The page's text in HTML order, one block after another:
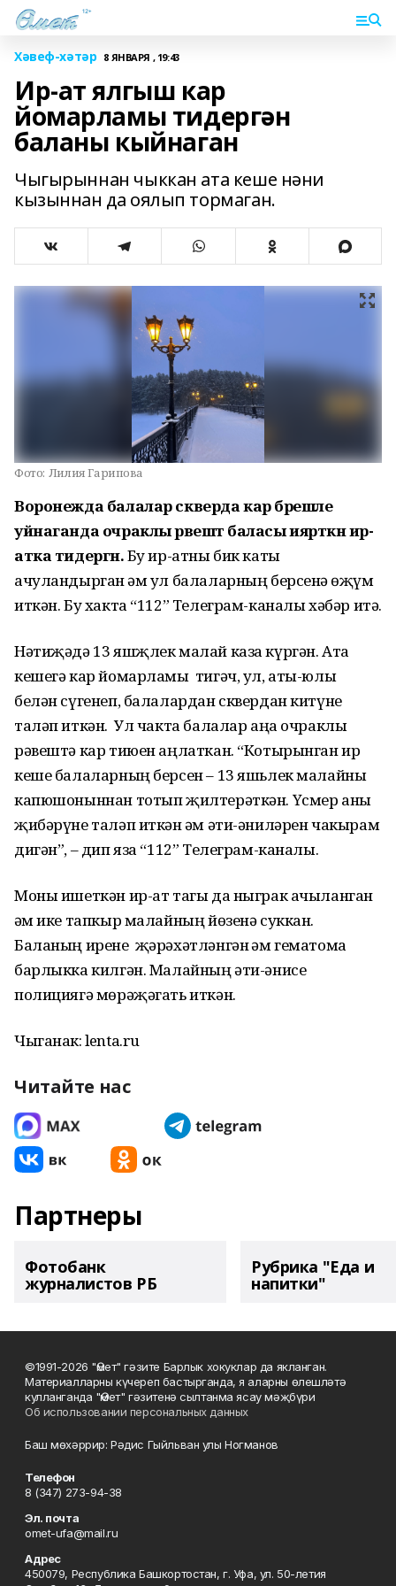
Хәвеф-хәтәр 8 ЯНВАРЯ , 19:43
Ир-ат ялгыш кар
йомарламы тидергән
баланы кыйнаган
Чыгырыннан чыккан ата кеше нәни
кызыннан да оялып тормаган.
Фото: Лилия Гарипова
Воронежда балалар скверда кар бәрешле
уйнаганда очраклы рәвештә баласы иярткән ир-
атка тидергән.Бу ир-атны бик каты
ачуландырган һәм ул балаларның берсенә һөҗүм
иткән. Бу хакта “112” Телеграм-каналы хәбәр итә.
Нәтиҗәдә 13 яшҗлек малай каза күргән. Ата
кешегә кар йомарламы тигәч, ул, аты-юлы
белән сүгенеп, балалардан сквердан китүне
таләп иткән. Ул чакта балалар аңа очраклы
рәвештә кар тиюен аңлаткан. “Котырынган ир
кеше балаларның берсен – 13 яшьлек малайны
капюшоныннан тотып җилтерәткән. Үсмер аны
җибәрүне таләп иткән һәм әти-әниләрен чакырам
дигән”, – дип яза “112” Телеграм-каналы.
Моны ишеткән ир-ат тагы да ныграк ачыланган
һәм ике тапкыр малайның йөзенә суккан.
Баланың ирене җәрәхәтләнгән һәм гематома
барлыкка килгән. Малайның әти-әнисе
полициягә мөрәҗәгать иткән.
Чыганак: lenta.ru
Читайте нас
Партнеры
Фотобанк
журналистов РБ
Рубрика "Еда и
напитки"
©1991-2026 "Өмет" гәзите Барлык хокуклар да якланган.
Материалларны күчереп бастырганда, я аларны өлешләтә
кулланганда "Өмет" гәзитенә сылтанма ясау мәҗбүри
Об использовании персональных данных
Баш мөхәррир: Рәдис Гыйльван улы Ногманов
Телефон
8 (347) 273-94-38
Эл. почта
omet-ufa@mail.ru
Адрес
450079, Республика Башкортостан, г. Уфа, ул. 50-летия